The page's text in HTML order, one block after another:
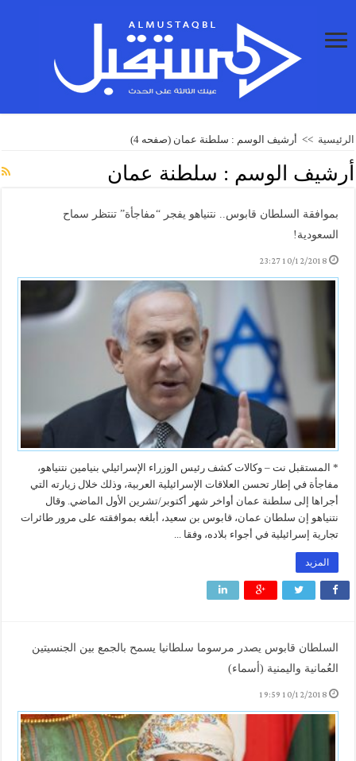
الرئيسية >> أرشيف الوسم : سلطنة عمان (صفحه 4)
أرشيف الوسم : سلطنة عمان
بموافقة السلطان قابوس.. نتنياهو يفجر “مفاجأة” تنتظر سماح
السعودية!
10/12/2018 23:27
* المستقبل نت – وكالات كشف رئيس الوزراء الإسرائيلي بنيامين نتنياهو،
مفاجأة في إطار تحسن العلاقات الإسرائيلية العربية، وذلك خلال زيارته التي
أجراها إلى سلطنة عمان أواخر شهر أكتوبر/تشرين الأول الماضي. وقال
نتنياهو إن سلطان عمان، قابوس بن سعيد، أبلغه بموافقته على مرور طائرات
تجارية إسرائيلية في أجواء بلاده، وفقا ...
المزيد
السلطان قابوس يصدر مرسوما سلطانيا يسمح بالجمع بين الجنسيتين
العُمانية واليمنية (أسماء)
10/12/2018 19:59